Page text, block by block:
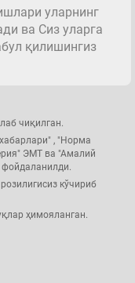
уларнинг
ва Сиз уларга
қилишингиз
чиқилган.
, "Норма
ЭМТ ва "Амалий
кўчириб
ҳимояланган.